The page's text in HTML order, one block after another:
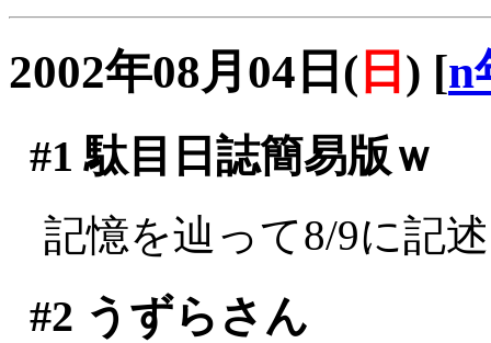
2002年08月04日( 日 ) [n
#1 駄目日誌簡易版ｗ
記憶を辿って8/9に記
#2 うずらさん